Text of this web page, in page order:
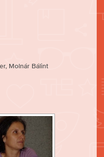
Molnár Bálint